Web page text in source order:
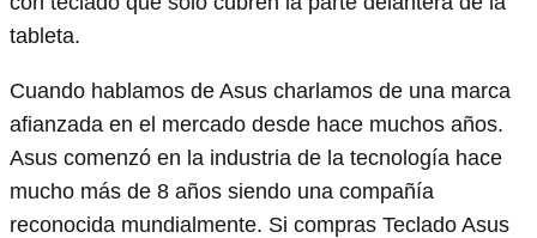
tableta.
Cuando hablamos de Asus charlamos de una marca
afianzada en el mercado desde hace muchos años.
Asus comenzó en la industria de la tecnología hace
mucho más de 8 años siendo una compañía
reconocida mundialmente. Si compras Teclado Asus